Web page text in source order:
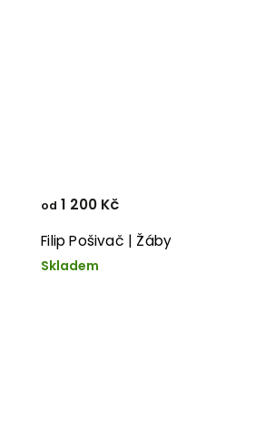
Filip Pošivač | Žáby
Skladem
od 1 200 Kč